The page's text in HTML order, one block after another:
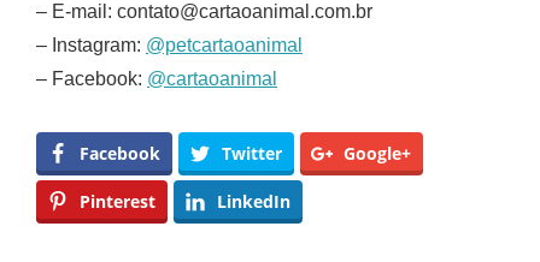
– E-mail: contato@cartaoanimal.com.br
– Instagram: @petcartaoanimal
– Facebook: @cartaoanimal
Facebook Twitter Google+
Pinterest LinkedIn